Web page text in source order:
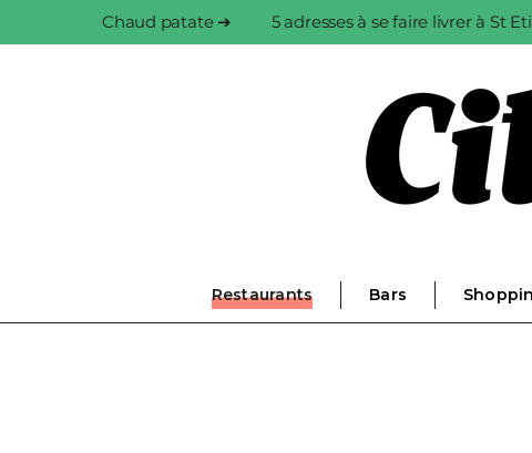
Chaud patate ➔ 5 adresses à se faire livrer à St
Restaurants Bars